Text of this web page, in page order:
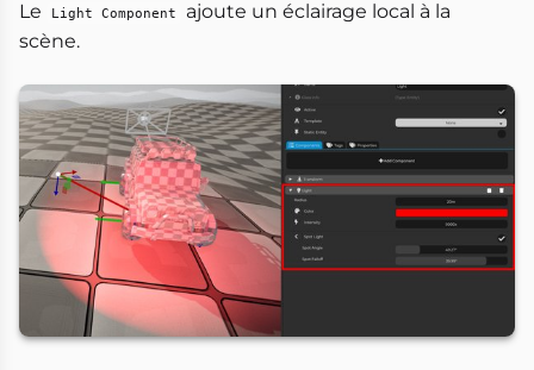
Le Light Component
ajoute un éclairage local à la
scène.